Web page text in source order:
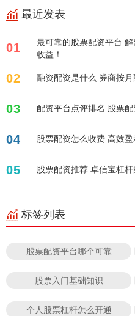
最近发表
01
最可靠的股票配资平台
收益！
02 融资配资是什么 券商按
03 配资平台点评排名 股票
04 股票配资怎么收费 高效
05 股票配资推荐 卓信宝杠
标签列表
股票配资平台哪个可靠
股票入门基础知识
个人股票杠杆怎么开通